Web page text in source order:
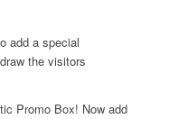
add a special
the visitors
Promo Box! Now add